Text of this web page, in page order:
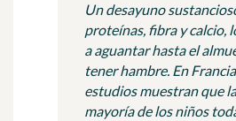
Un desayuno
proteínas, fibra y calcio,
a aguantar hasta el
tener hambre. En
estudios muestran que
mayoría de los niños